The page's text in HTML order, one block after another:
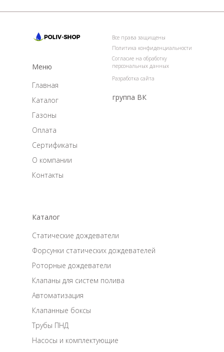
Главная
Все права защищены
Политика конфиденциальности
Разработка сайта
Согласие на обработку
персональных данных
Каталог
Газоны
Оплата
Сертификаты
О компании
Контакты
Статические дождеватели
Форсунки статических дождевателей
Роторные дождеватели
Клапаны для систем полива
Автоматизация
Клапанные боксы
Меню
Каталог
Трубы ПНД
Насосы и комплектующие
группа ВК